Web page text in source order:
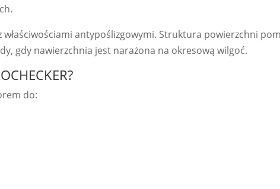
właściwościami antypoślizgowymi. Struktura powierzchni
gdy nawierzchnia jest narażona na okresową wilgoć.
do: